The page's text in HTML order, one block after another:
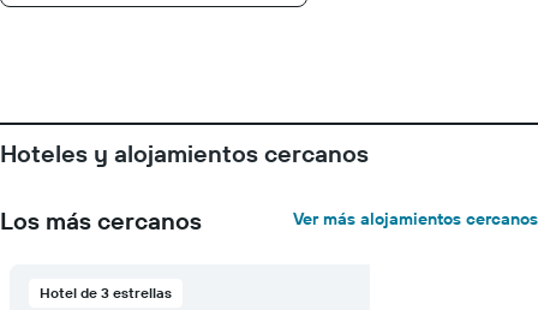
Hoteles y alojamientos cercanos
Los más cercanos Ver más alojamientos cercanos
Hotel de 3 estrellas